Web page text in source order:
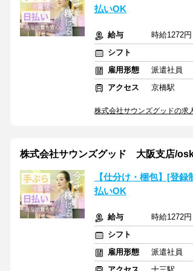
払いOK
給与
時給1272円
シフト
雇用形態
派遣社員
アクセス
京橋駅
株式会社サウンズグッドの求
株式会社サウンズグッド 大阪支店/
【仕分け・梱包】[登
払いOK
給与
時給1272円
シフト
雇用形態
派遣社員